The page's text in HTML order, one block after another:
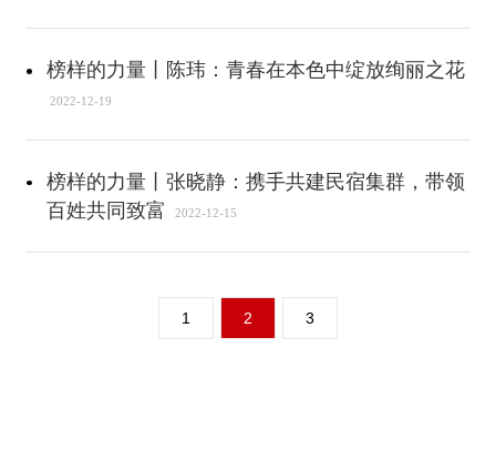
榜样的力量丨陈玮：青春在本色中绽放绚丽之花
2022-12-19
榜样的力量丨张晓静：携手共建民宿集群，带领
百姓共同致富
2022-12-15
1 2 3